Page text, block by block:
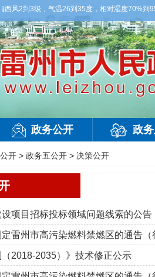
风2到3级，气温26到35度，相对湿度70%到
政务公开 政
开 > 政务五公开 > 决策公开
项目招标投标领域问题线索的公告
雷州市高污染燃料禁燃区的通告
（2018-2035）》技术修正公示